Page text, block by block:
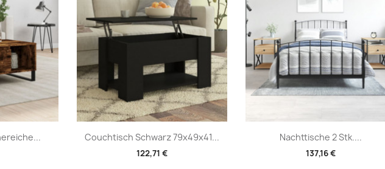
Couchtisch Schwarz 79x49x41...
122,71 €
Vorschau Nachttische 2 Stk....
137,16 €
Vorschau